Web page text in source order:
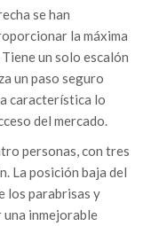
se han
la máxima
un solo escalón
un paso seguro
característica lo
del mercado.
personas, con tres
La posición baja del
los parabrisas y
inmejorable